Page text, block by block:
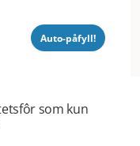
Auto-påfyll!
som kun